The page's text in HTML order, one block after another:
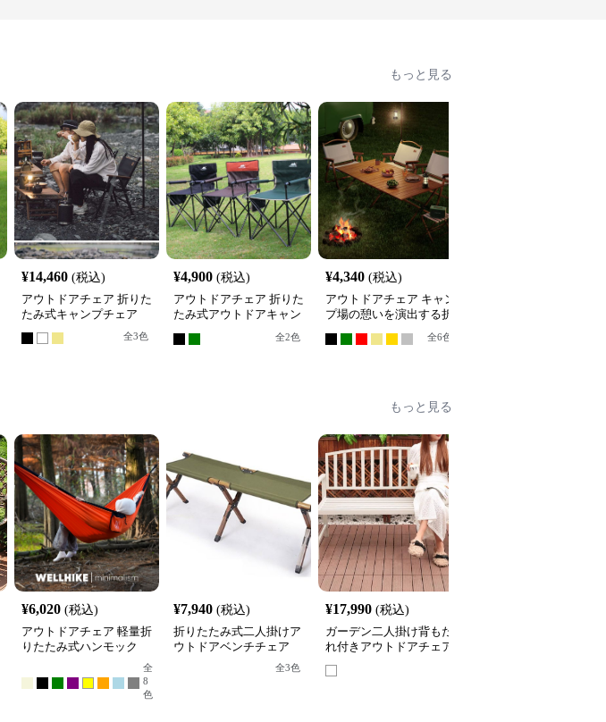
もっと見る
¥14,460 (税込)
アウトドアチェア 折りた
たみ式キャンプチェア
全3色
¥4,900 (税込)
アウトドアチェア 折りた
たみ式アウトドアキャン
全2色
¥4,340 (税込)
アウトドアチェア キャン
プ場の憩いを演出する折
全6色
もっと見る
¥6,020 (税込)
アウトドアチェア 軽量折
りたたみ式ハンモック
全
8
色
¥7,940 (税込)
折りたたみ式二人掛けア
ウトドアベンチチェア
全3色
¥17,990 (税込)
ガーデン二人掛け背もた
れ付きアウトドアチェア